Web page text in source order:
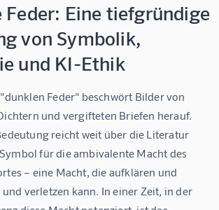
Feder: Eine tiefgründige
von Symbolik,
und KI-Ethik
Feder" beschwört Bilder von
und vergifteten Briefen herauf.
reicht weit über die Literatur
für die ambivalente Macht des
– eine Macht, die aufklären und
verletzen kann. In einer Zeit, in der